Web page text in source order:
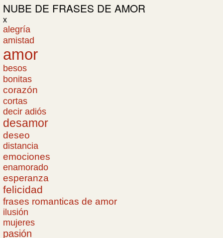
NUBE DE FRASES DE AMOR
x
alegría
amistad
amor
besos
bonitas
corazón
cortas
decir adiós
desamor
deseo
distancia
emociones
enamorado
esperanza
felicidad
frases romanticas de amor
ilusión
mujeres
pasión